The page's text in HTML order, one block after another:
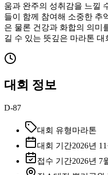
움과 완주의 성취감을 느낄
들이 함께 참여해 소중한 추
은 물론 건강과 화합의 의미
길 수 있는 뜻깊은 마라톤 대
대회 정보
D-87
대회 유형마라톤
대회 기간2026년
접수 기간2026년 7